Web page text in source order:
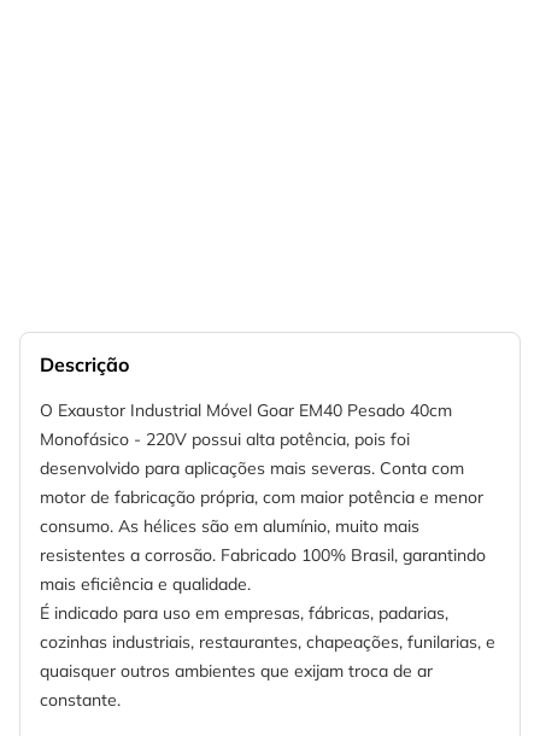
Descrição
O Exaustor Industrial Móvel Goar EM40 Pesado 40cm
Monofásico - 220V possui alta potência, pois foi
desenvolvido para aplicações mais severas. Conta com
motor de fabricação própria, com maior potência e menor
consumo. As hélices são em alumínio, muito mais
resistentes a corrosão. Fabricado 100% Brasil, garantindo
mais eficiência e qualidade.
É indicado para uso em empresas, fábricas, padarias,
cozinhas industriais, restaurantes, chapeações, funilarias, e
quaisquer outros ambientes que exijam troca de ar
constante.